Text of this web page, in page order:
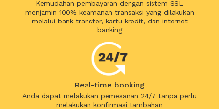
Kemudahan pembayaran dengan sistem SSL
menjamin 100% keamanan transaksi yang dilakukan
melalui bank transfer, kartu kredit, dan internet
banking
Real-time booking
Anda dapat melakukan pemesanan 24/7 tanpa perlu
melakukan konfirmasi tambahan